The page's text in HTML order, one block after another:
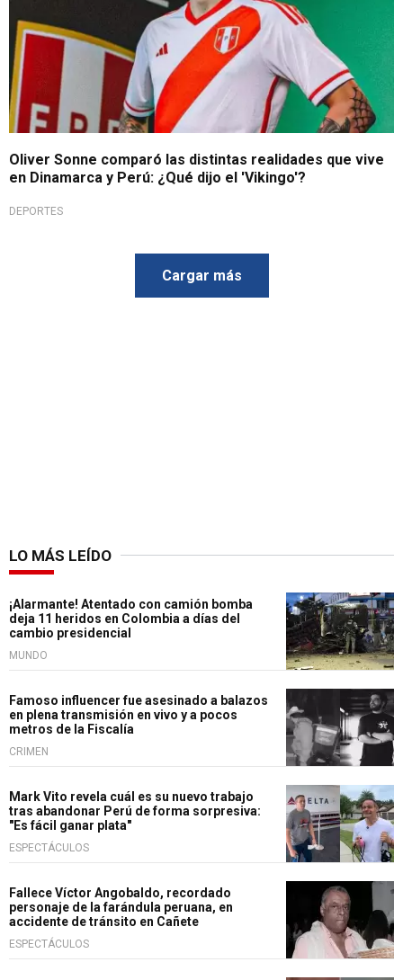
Oliver Sonne comparó las distintas realidades que vive
en Dinamarca y Perú: ¿Qué dijo el 'Vikingo'?
DEPORTES
Cargar más
LO MÁS LEÍDO
¡Alarmante! Atentado con camión bomba
deja 11 heridos en Colombia a días del
cambio presidencial
MUNDO
Famoso influencer fue asesinado a balazos
en plena transmisión en vivo y a pocos
metros de la Fiscalía
CRIMEN
Mark Vito revela cuál es su nuevo trabajo
tras abandonar Perú de forma sorpresiva:
"Es fácil ganar plata"
ESPECTÁCULOS
Fallece Víctor Angobaldo, recordado
personaje de la farándula peruana, en
accidente de tránsito en Cañete
ESPECTÁCULOS